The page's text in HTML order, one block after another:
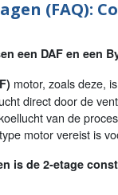
(FAQ):
een DAF en een
motor, zoals deze,
direct door de
van de
motor vereist is
is de 2-etage